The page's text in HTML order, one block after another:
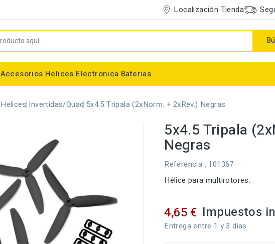
Localización Tienda
Accesorios Helices Electronica Baterias
Helices Invertidas/Quad 5x4.5 Tripala (2xNorm. + 2xRev.) Negras
5x4.5 Tripala
Negras
Referencia : 101367
Hélice para multirotores.
4,65 € Impuestos
Entrega entre 1 y 3 dias